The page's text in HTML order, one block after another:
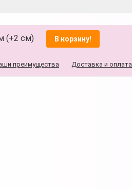
(+2 см) В корзину!
преимущества Доставка и оплата